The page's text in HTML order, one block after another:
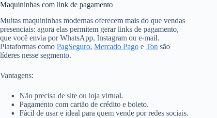
Maquininhas com link de pagamento
Muitas maquininhas modernas oferecem mais do que vendas
presenciais: agora elas permitem gerar links de pagamento,
que você envia por WhatsApp, Instagram ou e-mail.
Plataformas como PagSeguro, Mercado Pago e Ton são
líderes nesse segmento.
Vantagens:
Não precisa de site ou loja virtual.
Pagamento com cartão de crédito e boleto.
Fácil de usar e ideal para quem vende por redes sociais.